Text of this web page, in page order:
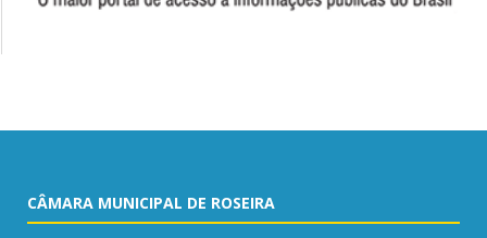
CÂMARA MUNICIPAL DE ROSEIRA